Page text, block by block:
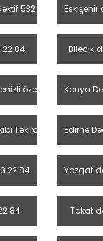
532 153 22 84Eskişehir
22 84 Bilecik
özel dedektifKonya
Tekirdağ özelEdirne
22 84 Yozgat
84 Tokat